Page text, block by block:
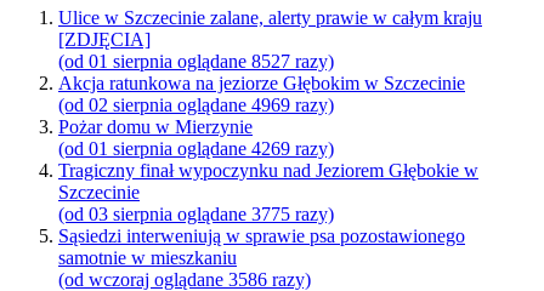
Ulice w Szczecinie zalane, alerty prawie w całym kraju
[ZDJĘCIA]
(od 01 sierpnia oglądane 8527 razy)
Akcja ratunkowa na jeziorze Głębokim w Szczecinie
(od 02 sierpnia oglądane 4969 razy)
Pożar domu w Mierzynie
(od 01 sierpnia oglądane 4269 razy)
Tragiczny finał wypoczynku nad Jeziorem Głębokie w
Szczecinie
(od 03 sierpnia oglądane 3775 razy)
Sąsiedzi interweniują w sprawie psa pozostawionego
samotnie w mieszkaniu
(od wczoraj oglądane 3586 razy)